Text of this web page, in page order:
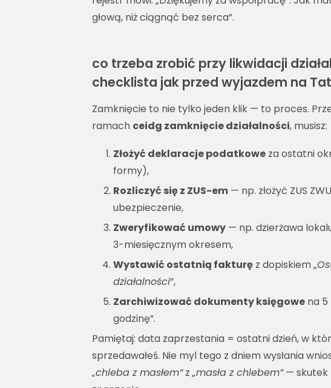
głową, niż ciągnąć bez serca”.
co trzeba zrobić przy likwidacji
checklista jak przed wyjazdem na
Zamknięcie to nie tylko jeden klik — to proces.
ramach ceidg zamknięcie działalności, musisz:
Złożyć deklaracje podatkowe za ostatni
formy),
Rozliczyć się z ZUS-em — np. złożyć ZUS
ubezpieczenie,
Zweryfikować umowy — np. dzierżawa
3-miesięcznym okresem,
Wystawić ostatnią fakturę z dopiskiem „
działalności”,
Zarchiwizować dokumenty księgowe na
godzinę”.
Pamiętaj: data zaprzestania = ostatni dzień, w
sprzedawałeś. Nie myl tego z dniem wysłania
„chleba z masłem”z„masła z chlebem”— skutek